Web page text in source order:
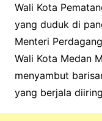
Wali Kota
yang duduk di
Menteri
Wali Kota Medan
menyambut
yang berjala